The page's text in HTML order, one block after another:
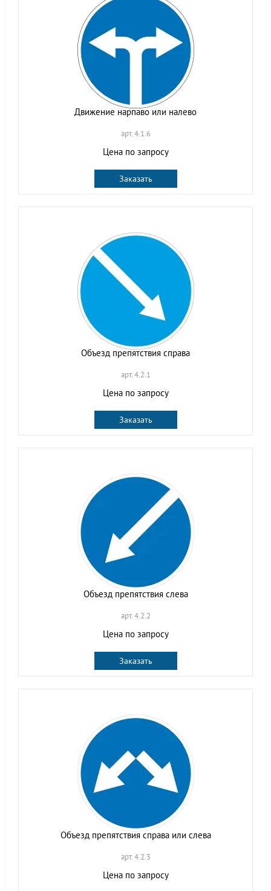
Движение нарпаво или налево
арт. 4.1.6
Цена по запросу
Заказать
Объезд препятствия справа
арт. 4.2.1
Цена по запросу
Заказать
Объезд препятствия слева
арт. 4.2.2
Цена по запросу
Заказать
Объезд препятствия справа или слева
арт. 4.2.3
Цена по запросу